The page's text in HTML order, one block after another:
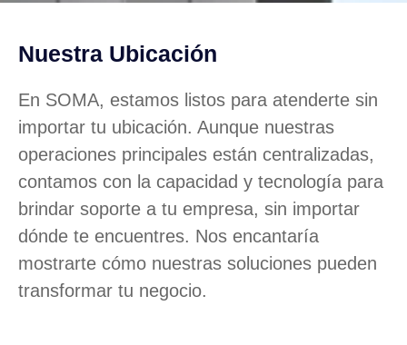
Nuestra Ubicación
En SOMA, estamos listos para atenderte sin
importar tu ubicación. Aunque nuestras
operaciones principales están centralizadas,
contamos con la capacidad y tecnología para
brindar soporte a tu empresa, sin importar
dónde te encuentres. Nos encantaría
mostrarte cómo nuestras soluciones pueden
transformar tu negocio.